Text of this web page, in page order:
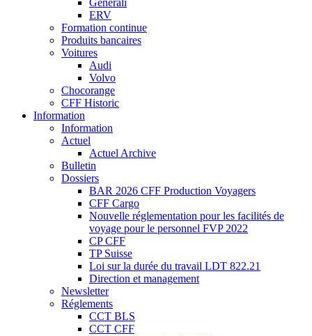
Generali
ERV
Formation continue
Produits bancaires
Voitures
Audi
Volvo
Chocorange
CFF Historic
Information
Information
Actuel
Actuel Archive
Bulletin
Dossiers
BAR 2026 CFF Production Voyagers
CFF Cargo
Nouvelle réglementation pour les facilités de
voyage pour le personnel FVP 2022
CP CFF
TP Suisse
Loi sur la durée du travail LDT 822.21
Direction et management
Newsletter
Réglements
CCT BLS
CCT CFF